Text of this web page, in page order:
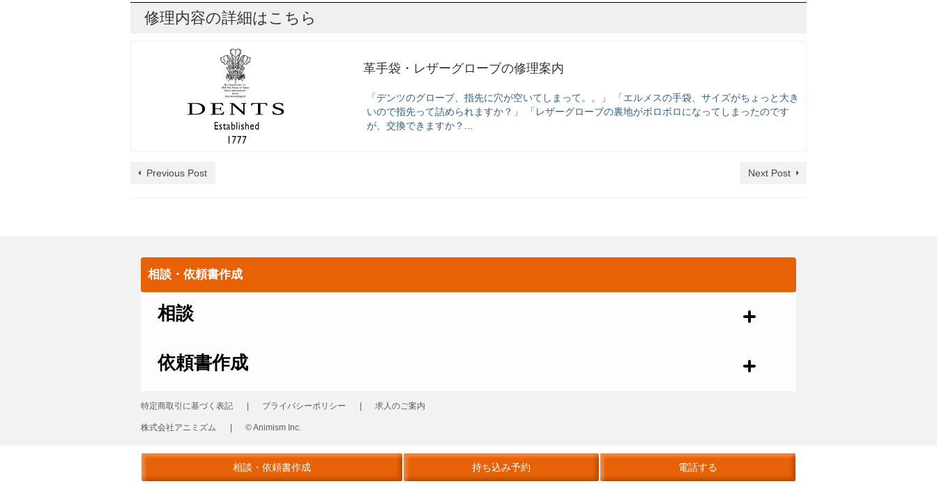
修理内容の詳細はこちら
革手袋・レザーグローブの修理案内
「デンツのグローブ、指先に穴が空いてしまって。。」 「エルメスの手袋、サイズがちょっと大き
いので指先って詰められますか？」 「レザーグローブの裏地がボロボロになってしまったのです
が、交換できますか？...
Previous Post Next Post
相談・依頼書作成
相談
依頼書作成
特定商取引に基づく表記 プライバシーポリシー 求人のご案内
株式会社アニミズム © Animism Inc.
© 2026 革製品の修理 レザーリフォーム相談・依頼書作成 持ち込み予約 電話する